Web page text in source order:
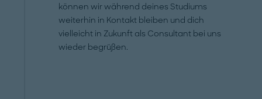
können wir während deines Studiums
weiterhin in Kontakt bleiben und dich
vielleicht in Zukunft als Consultant bei uns
wieder begrüßen.